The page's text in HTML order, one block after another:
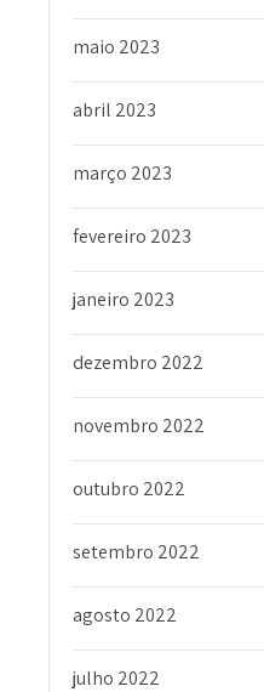
maio 2023
abril 2023
março 2023
fevereiro 2023
janeiro 2023
dezembro 2022
novembro 2022
outubro 2022
setembro 2022
agosto 2022
julho 2022